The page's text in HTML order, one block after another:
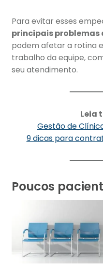
Para evitar esses
principais
podem afetar a rotina
trabalho da equipe,
seu atendimento.
Leia
Gestão de
9 dicas para
Poucos